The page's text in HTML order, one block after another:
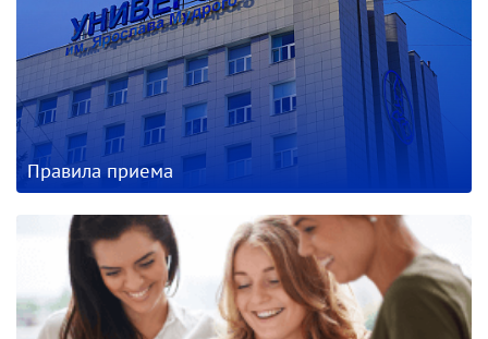
Правила приема